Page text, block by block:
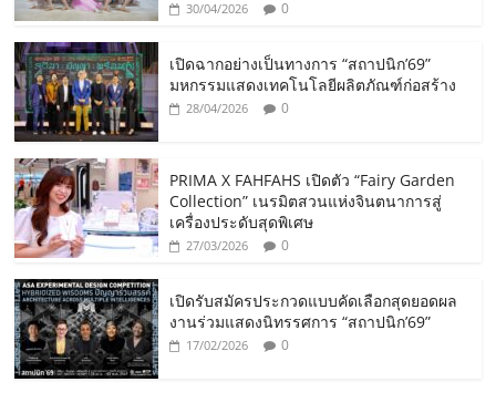
30/04/2026 0
เปิดฉากอย่างเป็นทางการ “สถาปนิก’69”
มหกรรมแสดงเทคโนโลยีผลิตภัณฑ์ก่อสร้าง
28/04/2026 0
PRIMA X FAHFAHS เปิดตัว “Fairy Garden
Collection” เนรมิตสวนแห่งจินตนาการสู่
เครื่องประดับสุดพิเศษ
27/03/2026 0
เปิดรับสมัครประกวดแบบคัดเลือกสุดยอดผล
งานร่วมแสดงนิทรรศการ “สถาปนิก’69”
17/02/2026 0